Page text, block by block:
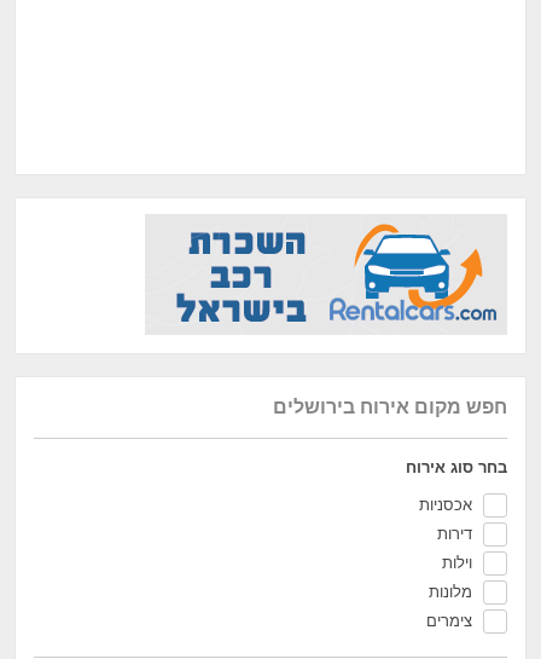
חפש מקום אירוח בירושלים
בחר סוג אירוח
אכסניות
דירות
וילות
מלונות
צימרים